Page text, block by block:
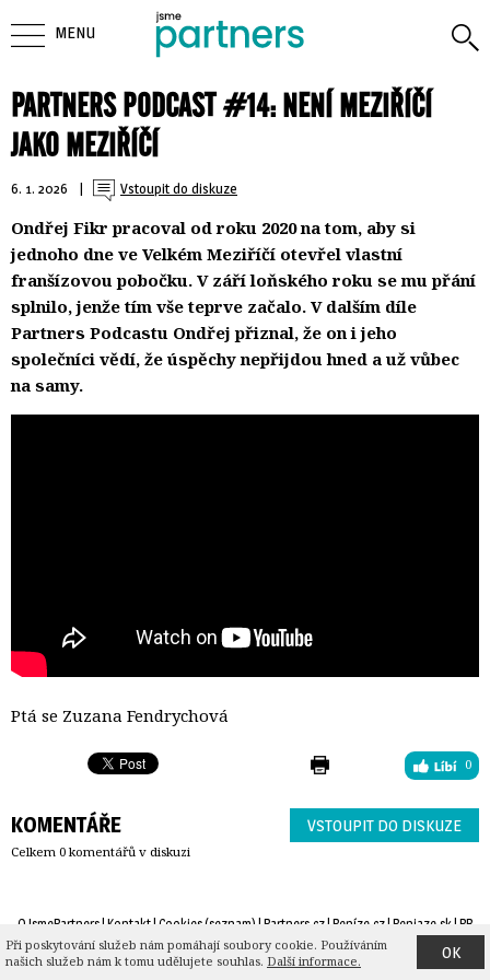
PARTNERS PODCAST #14: NENÍ MEZIŘÍČÍ
JAKO MEZIŘÍČÍ
6. 1. 2026 | Vstoupit do diskuze
Ondřej Fikr pracoval od roku 2020 na tom, aby si
jednoho dne ve Velkém Meziříčí otevřel vlastní
franšízovou pobočku. V září loňského roku se mu přání
splnilo, jenže tím vše teprve začalo. V dalším díle
Partners Podcastu Ondřej přiznal, že on i jeho
společníci vědí, že úspěchy nepřijdou hned a už vůbec
na samy.
Ptá se Zuzana Fendrychová
0
KOMENTÁŘE
Celkem 0 komentářů v diskuzi
VSTOUPIT DO DISKUZE
MENU
O JsmePartners| Kontakt| Cookies(seznam) | Partners.cz| Peníze.cz| Peniaze.sk| PB
Financial Group| Heroine.cz| Trigea nemovitostní fond| RSS| ©2025 Partners
Při poskytování služeb nám pomáhají soubory cookie. Používáním
našich služeb nám k tomu udělujete souhlas. Další informace. OK